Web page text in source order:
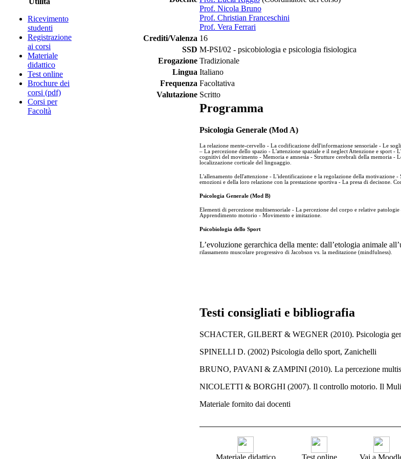
Ricevimento
studenti
Registrazione
ai corsi
Materiale
didattico
Test online
Brochure dei
corsi (pdf)
Corsi per
Facoltà
Prof. Nicola Bruno
Prof. Christian Franceschini
Prof. Vera Ferrari
Crediti/Valenza 16
SSD M-PSI/02 - psicobiologia e psicologia fisiologica
Erogazione Tradizionale
Lingua Italiano
Frequenza Facoltativa
Valutazione Scritto
Programma
Psicologia Generale (Mod A)
La relazione mente-cervello - La codificazione dell'informazione sensoriale - Le
– La percezione dello spazio - L'attenzione spaziale e il neglect Attenzione e sport
cognitivi del movimento - Memoria e amnesia - Strutture cerebrali della memoria -
localizzazione corticale del linguaggio.
L'allenamento dell'attenzione - L'identificazione e la regolazione della motivazione
emozioni e della loro relazione con la prestazione sportiva - La presa di decisone.
Psicologia Generale (Mod B)
Elementi di percezione multisensoriale - La percezione del corpo e relative
Apprendimento motorio - Movimento e imitazione.
Psicobiologia dello Sport
L’evoluzione gerarchica della mente: dall’etologia animale
rilassamento muscolare progressivo di Jacobson vs. la meditazione (mindfulness).
Testi consigliati e bibliografia
SCHACTER, GILBERT & WEGNER (2010). Psicologia
SPINELLI D. (2002) Psicologia dello sport, Zanichelli
BRUNO, PAVANI & ZAMPINI (2010). La percezione
NICOLETTI & BORGHI (2007). Il controllo motorio. Il
Materiale fornito dai docenti
Materiale didattico Test online Vai a